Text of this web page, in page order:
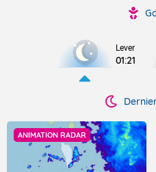
Lever
01:21
ANIMATION RADAR